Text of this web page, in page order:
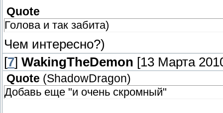
Quote
Голова и так забита)
Чем интересно?)
[7] WakingTheDemon [13 Марта
Quote (ShadowDragon)
Добавь еще "и очень скромный"